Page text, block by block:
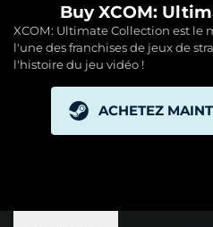
Buy XCOM:
XCOM: Ultimate Collection est le
l'une des franchises de jeux de
l'histoire du jeu vidéo !
ACHETEZ